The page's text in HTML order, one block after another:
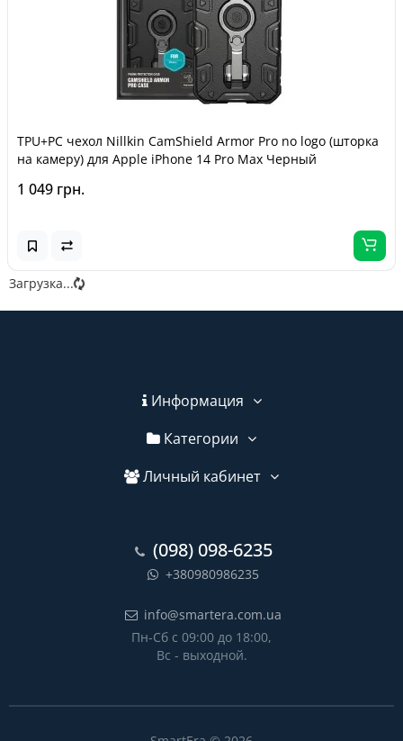
TPU+PC чехол Nillkin CamShield Armor Pro no logo (шторка
на камеру) для Apple iPhone 14 Pro Max Черный
1 049 грн.
Загрузка...
Информация
Категории
Личный кабинет
(098) 098-6235
+380980986235
info@smartera.com.ua
Пн-Сб с 09:00 до 18:00,
Вс - выходной.